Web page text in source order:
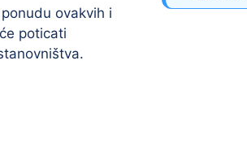
ovakvih i
poticati